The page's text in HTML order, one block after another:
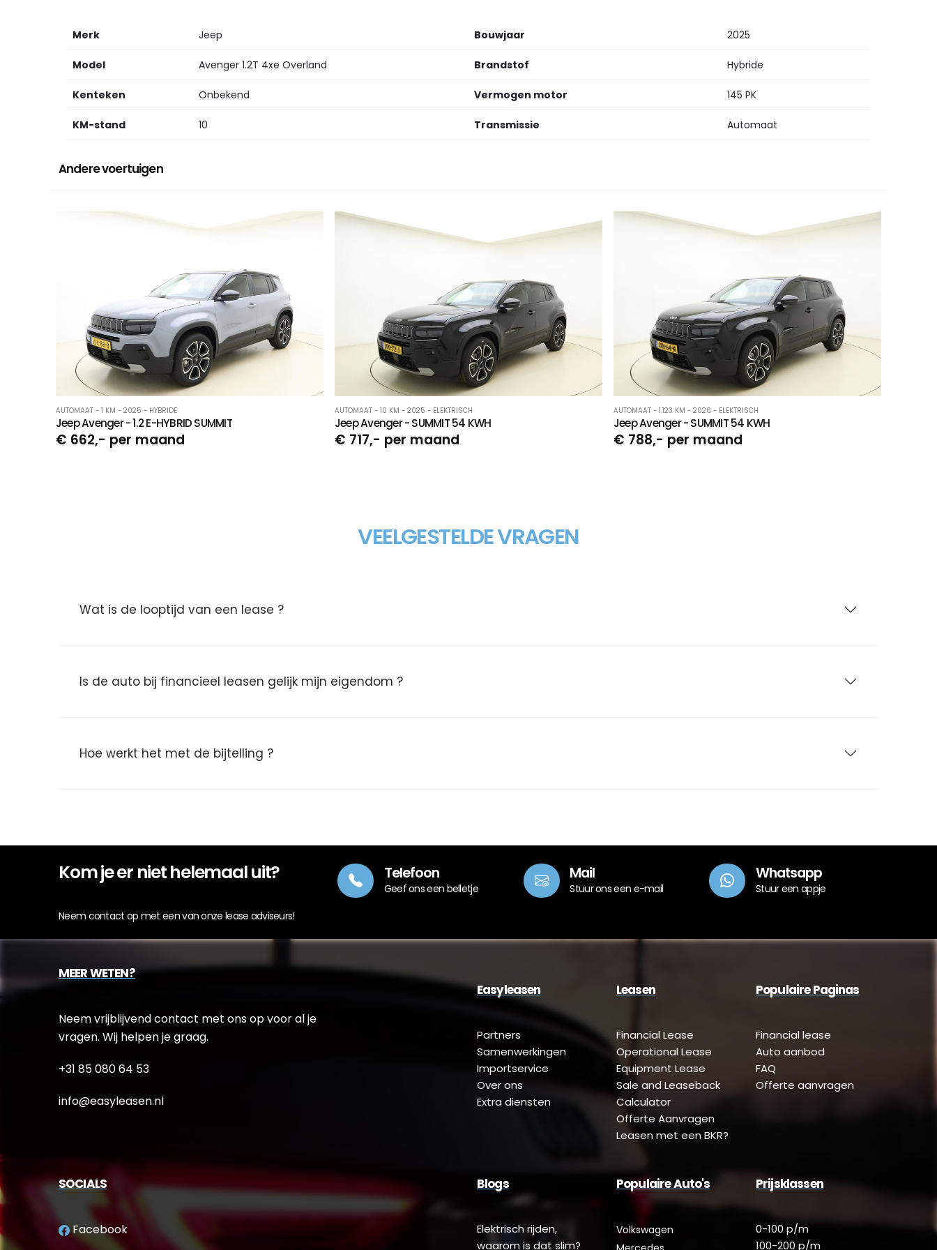
Merk Jeep
Model Avenger 1.2T 4xe Overland
Kenteken Onbekend
KM-stand 10
Bouwjaar 2025
Brandstof Hybride
Vermogen motor 145 PK
Transmissie Automaat
Andere voertuigen
AUTOMAAT - 1 KM - 2025 - HYBRIDE
Jeep Avenger - 1.2 E-HYBRID SUMMIT
€ 662,- per maand
AUTOMAAT - 10 KM - 2025 - ELEKTRISCH
Jeep Avenger - SUMMIT 54 KWH
€ 717,- per maand
AUTOMAAT - 1.123 KM - 2026 - ELEKTRISCH
Jeep Avenger - SUMMIT 54 KWH
€ 788,- per maand
VEELGESTELDE VRAGEN
Wat is de looptijd van een lease ?
Is de auto bij financieel leasen gelijk mijn eigendom ?
Hoe werkt het met de bijtelling ?
Kom je er niet helemaal uit?
Neem contact op met een van onze lease adviseurs!
Telefoon
Geef ons een belletje
Mail
Stuur ons een e-mail
Whatsapp
Stuur een appje
MEER WETEN?
Neem vrijblijvend contact met ons op voor al je
vragen. Wij helpen je graag.
+31 85 080 64 53
info@easyleasen.nl
Easyleasen
Partners
Samenwerkingen
Importservice
Over ons
Extra diensten
Leasen
Financial Lease
Operational Lease
Equipment Lease
Sale and Leaseback
Calculator
Offerte Aanvragen
Leasen met een BKR?
Populaire Paginas
Financial lease
Auto aanbod
FAQ
Offerte aanvragen
SOCIALS
Facebook
Blogs
Elektrisch rijden,
waarom is dat slim?
Populaire Auto's
Volkswagen
Prijsklassen
0-100 p/m
100-200 p/m